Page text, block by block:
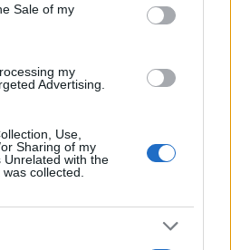
Sale of my
my
Advertising.
Use,
Sharing of my
Unrelated with the
collected.
chiara nel distinguere
comprensibile persino ai
in buona fede deve poter
chi paga le tasse deve
tranquillo
, sapendo
a controllare come
Machiavelli,
capito anche questo.